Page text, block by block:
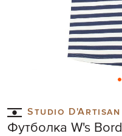
to
the
beginning
Studio D'Artisan
Футболка W's